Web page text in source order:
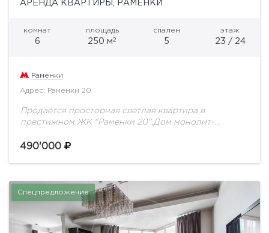
АРЕНДА КВАРТИРЫ, РАМЕНКИ
комнат
6
площадь
250 м2
спален
5
этаж
23 / 24
Раменки
Адрес: Раменки 20
Продается просторная светлая квартира в
престижном ЖК "Раменки 20".Дом монолит-
Москвы. Огороженная территория,
490'000
Спецпредложение